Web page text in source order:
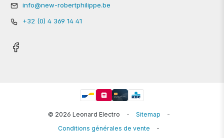
info@new-robertphilippe.be
+32 (0) 4 369 14 41
© 2026 Leonard Electro - Sitemap
-
Conditions générales de vente
-